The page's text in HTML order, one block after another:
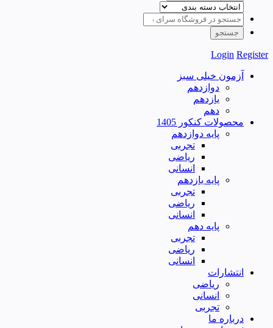
Login Register
آزمون خیلی سبز
دوازدهم
یازدهم
دهم
محصولات کنکور 1405
پایه دوازدهم
تجربی
ریاضی
انسانی
پایه یازدهم
تجربی
ریاضی
انسانی
پایه دهم
تجربی
ریاضی
انسانی
انتشارات
ریاضی
انسانی
تجربی
درباره ما